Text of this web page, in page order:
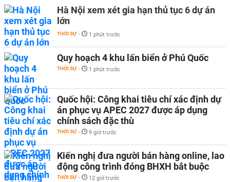
Hà Nội xem xét gia hạn thủ tục 6 dự án
lớn
THỜI SỰ - 1 phút trước
Quy hoạch 4 khu lấn biển ở Phú Quốc
THỜI SỰ - 1 phút trước
Quốc hội: Công khai tiêu chí xác định dự
án phục vụ APEC 2027 được áp dụng
chính sách đặc thù
THỜI SỰ - 9 giờ trước
Kiến nghị đưa người bán hàng online, lao
động công trình đóng BHXH bắt buộc
THỜI SỰ - 12 giờ trước